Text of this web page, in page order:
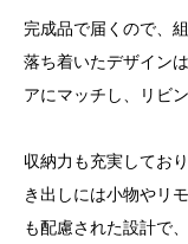
完成品で届くので、
落ち着いたデザイン
アにマッチし、リビ
収納力も充実してお
き出しには小物やリ
も配慮された設計で